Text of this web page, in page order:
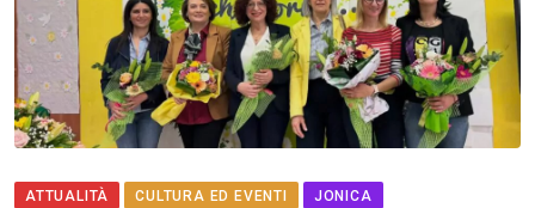
ATTUALITÀ CULTURA ED EVENTI JONICA